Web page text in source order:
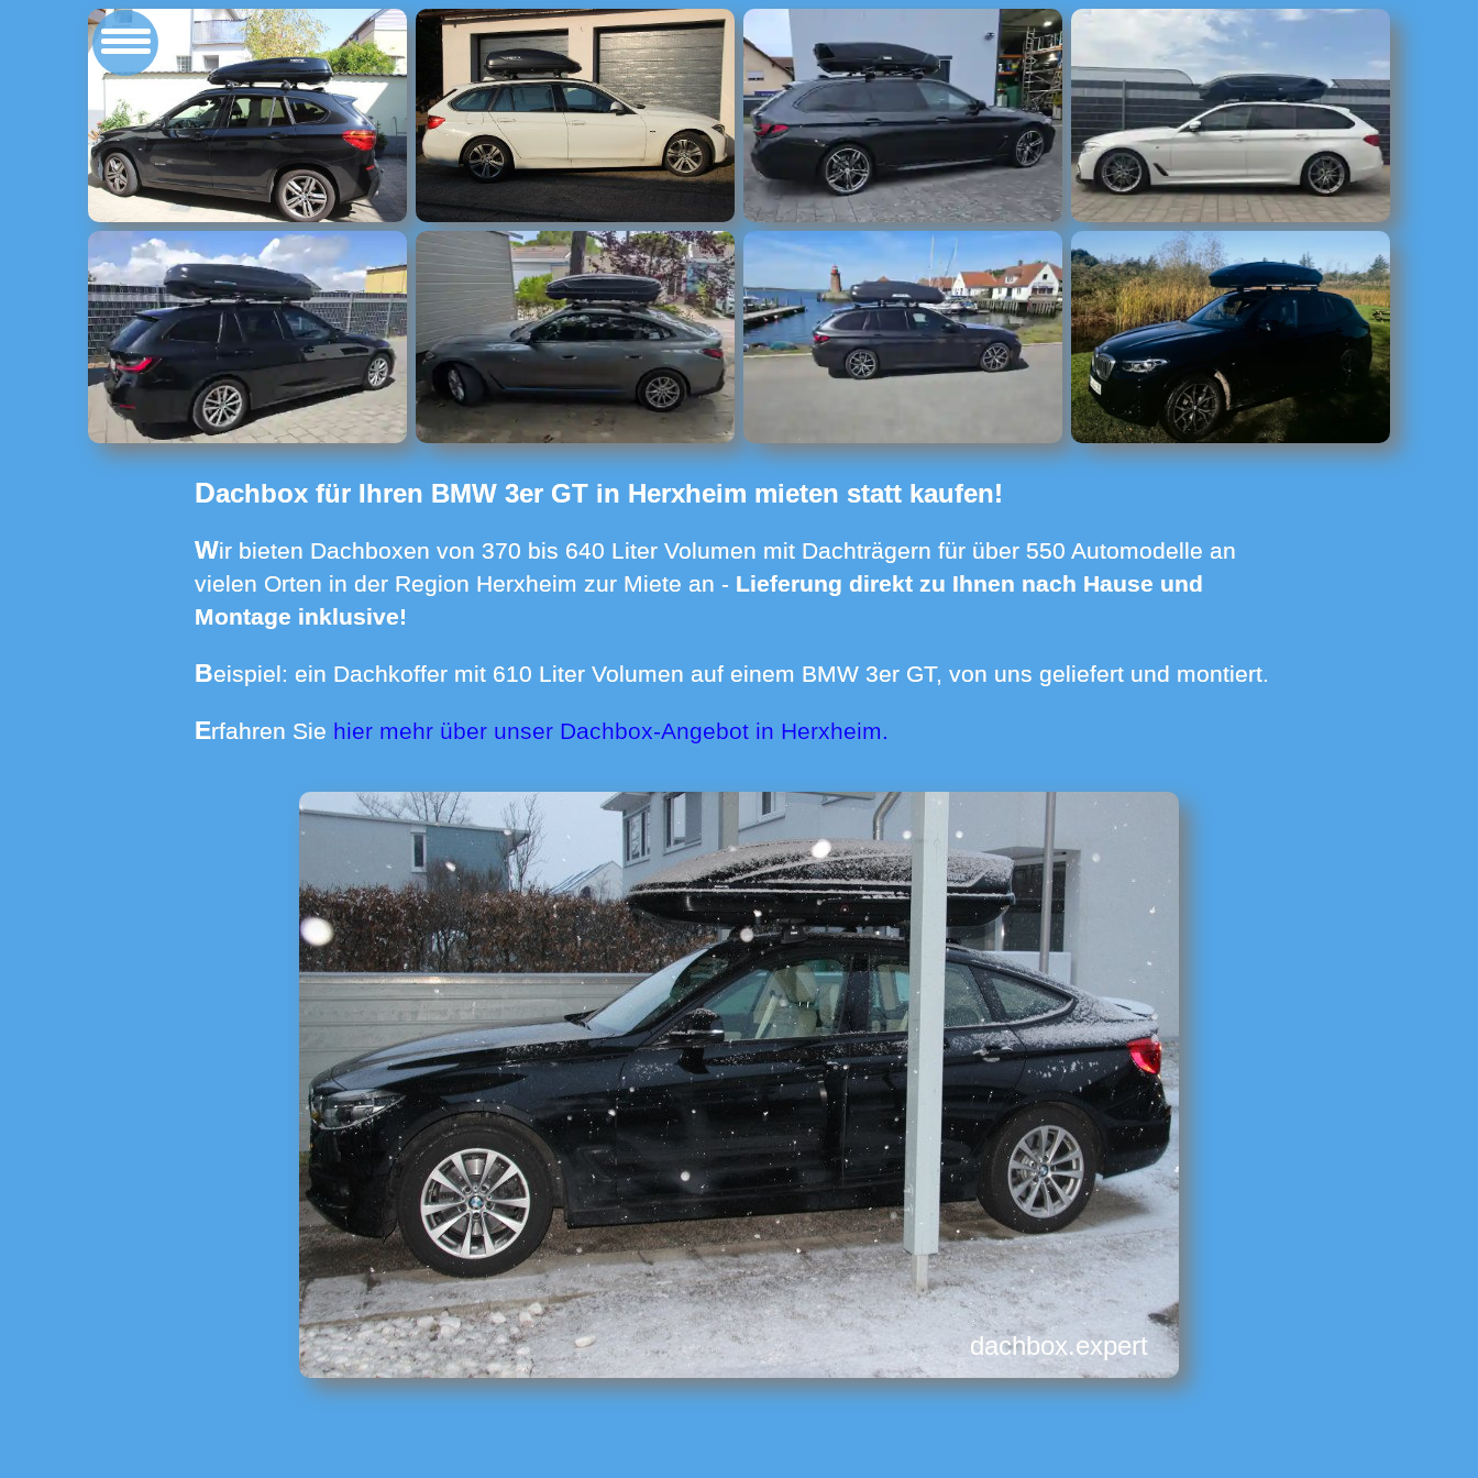
Dachbox für Ihren BMW 3er GT in Herxheim mieten statt kaufen!
Wir bieten Dachboxen von 370 bis 640 Liter Volumen mit Dachträgern für über 550 Automodelle an
vielen Orten in der Region Herxheim zur Miete an - Lieferung direkt zu Ihnen nach Hause und
Montage inklusive!
Beispiel: ein Dachkoffer mit 610 Liter Volumen auf einem BMW 3er GT, von uns geliefert und montiert.
Erfahren Sie hier mehr über unser Dachbox-Angebot in Herxheim.
dachbox.expert